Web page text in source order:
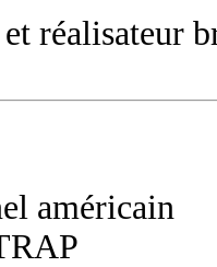
réalisateur
américain